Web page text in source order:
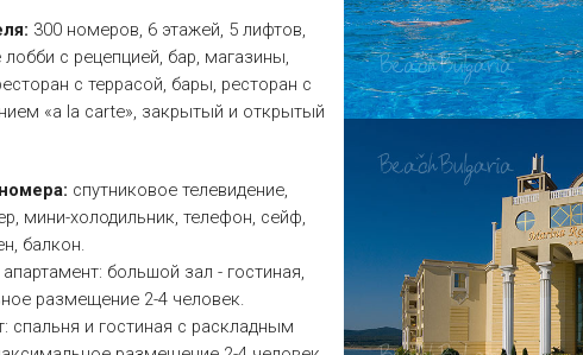
300 номеров, 6 этажей, 5 лифтов,
лобби с рецепцией, бар, магазины,
с террасой, бары, ресторан с
«a la carte», закрытый и открытый
спутниковое телевидение,
мини-холодильник, телефон, сейф,
балкон.
большой зал - гостиная,
размещение 2-4 человек.
спальня и гостиная с раскладным